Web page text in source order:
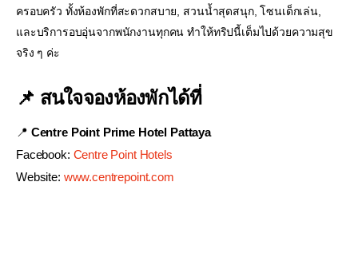
ครอบครัว ทั้งห้องพักที่สะดวกสบาย, สวนน้ำสุดสนุก, โซนเด็กเล่น,
และบริการอบอุ่นจากพนักงานทุกคน ทำให้ทริปนี้เต็มไปด้วยความสุข
จริง ๆ ค่ะ
📌 สนใจจองห้องพักได้ที่
📍 Centre Point Prime Hotel Pattaya
Facebook: Centre Point Hotels
Website: www.centrepoint.com